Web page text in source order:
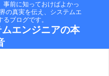
事前に知っておけばよかっ
の真実を伝え、システムエ
ブログです。
エンジニアの本